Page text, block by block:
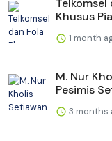
Telkomsel
Khusus
1 month
M. Nur
Pesimis
3 months